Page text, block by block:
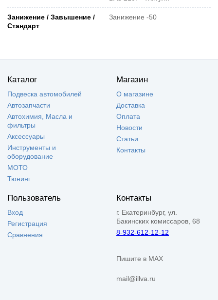
Занижение / Завышение /
Стандарт
Занижение -50
Каталог
Подвеска автомобилей
Автозапчасти
Автохимия, Масла и
фильтры
Аксессуары
Инструменты и
оборудование
МОТО
Тюнинг
Магазин
О магазине
Доставка
Оплата
Новости
Статьи
Контакты
Пользователь
Вход
Регистрация
Сравнения
Контакты
г. Екатеринбург, ул.
Бакинских комиссаров, 68
8-932-612-12-12
Пишите в MAX
mail@illva.ru